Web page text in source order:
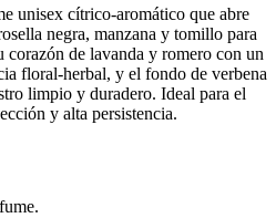
unisex cítrico-aromático que abre
negra, manzana y tomillo para
corazón de lavanda y romero con un
floral-herbal, y el fondo de verbena
limpio y duradero. Ideal para el
y alta persistencia.